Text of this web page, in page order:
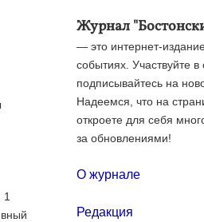
Журнал
— это интернет-
событиях. Участвуйте в
подписывайтесь на
Надеемся, что на
откроете для себя
за обновлениями!
О журнале
Редакция